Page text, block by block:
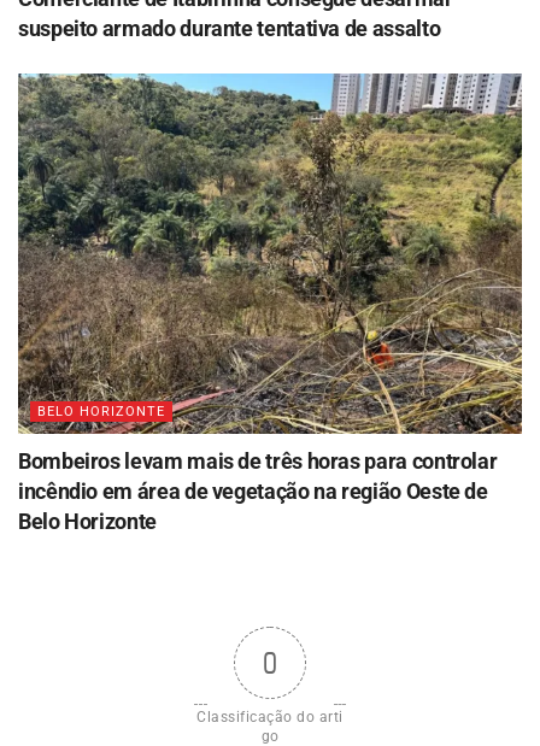
suspeito armado durante tentativa de assalto
BELO HORIZONTE
Bombeiros levam mais de três horas para controlar
incêndio em área de vegetação na região Oeste de
Belo Horizonte
0
Classificação do arti
go